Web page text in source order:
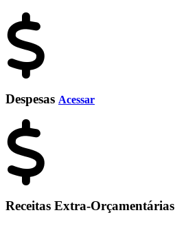
Despesas Acessar
Receitas Extra-Orçamentárias